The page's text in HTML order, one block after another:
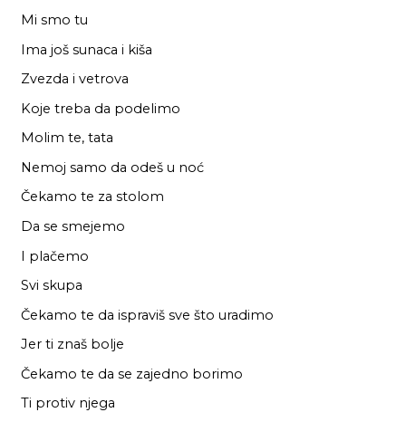
Mi smo tu
Ima još sunaca i kiša
Zvezda i vetrova
Koje treba da podelimo
Molim te, tata
Nemoj samo da odeš u noć
Čekamo te za stolom
Da se smejemo
I plačemo
Svi skupa
Čekamo te da ispraviš sve što uradimo
Jer ti znaš bolje
Čekamo te da se zajedno borimo
Ti protiv njega